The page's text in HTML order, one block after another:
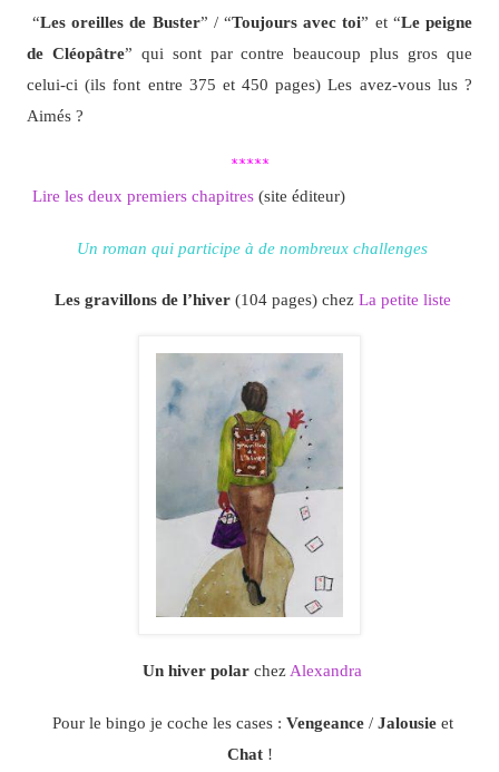
“Les oreilles de Buster” / “Toujours avec toi” et “Le peigne
de Cléopâtre” qui sont par contre beaucoup plus gros que
celui-ci (ils font entre 375 et 450 pages) Les avez-vous lus ?
Aimés ?
*****
Lire les deux premiers chapitres(site éditeur)
Un roman qui participe à de nombreux challenges
Les gravillons de l’hiver(104 pages) chez La petite liste
Un hiver polar chez Alexandra
Pour le bingo je coche les cases : Vengeance/ Jalousieet
Chat!